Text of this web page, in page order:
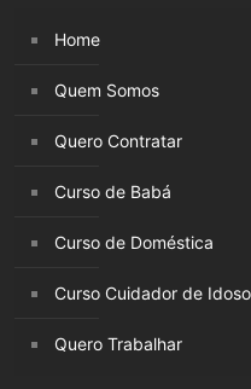
Home
Quem Somos
Quero Contratar
Curso de Babá
Curso de Doméstica
Curso Cuidador de Idoso
Quero Trabalhar